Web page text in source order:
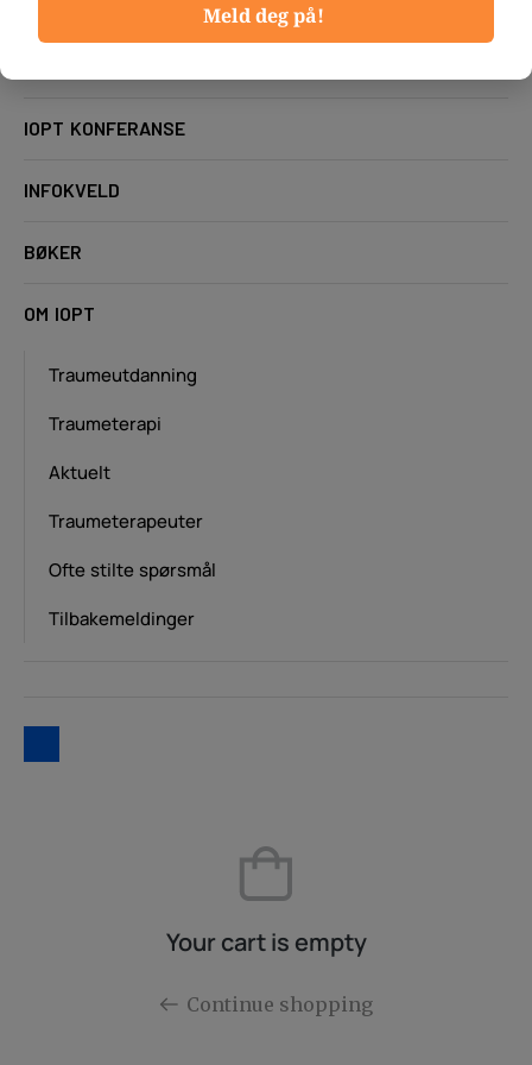
Internasjonal videreutdanning
IOPT KONFERANSE
INFOKVELD
BØKER
OM IOPT
Traumeutdanning
Traumeterapi
Aktuelt
Traumeterapeuter
Ofte stilte spørsmål
Tilbakemeldinger
Your cart is empty
Continue shopping
Meld deg på!